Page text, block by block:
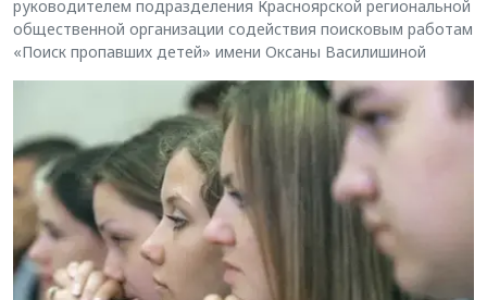
руководителем подразделения Красноярской региональной
общественной организации содействия поисковым работам
«Поиск пропавших детей» имени Оксаны Василишиной